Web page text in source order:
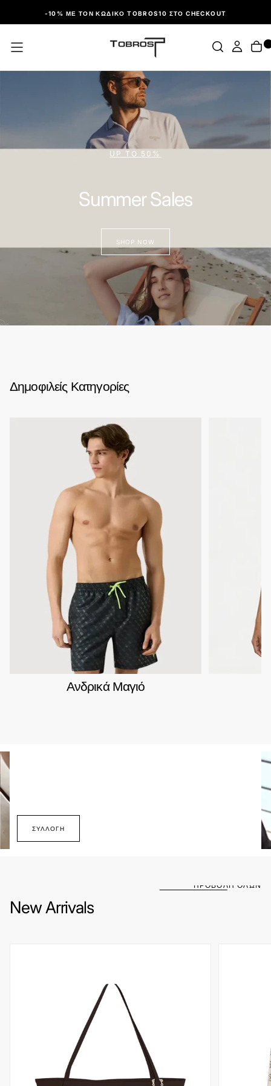
ΠΑΡΆΛΕΙΨΗ-10% ΜΕ ΤΟΝ ΚΩΔΙΚΌ TOBROS10 ΣΤΟ CHECKOUT
UP TO 50%
Summer Sales
SHOP NOW
02
Δημοφιλείς Κατηγορίες
Ανδρικά Μαγιό
ΣΥΛΛΟΓΉ
New Arrivals
ΠΡΟΒΟΛΗ ΟΛΩΝ